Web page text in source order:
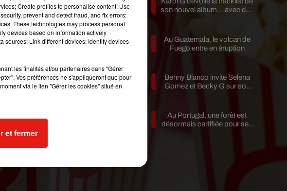
une semaine
et les meilleures
et 6 euros pour une
son nouvel album… avec des
Au Guatemala, le volcan de
Fuego entre en éruption
Benny Blanco invite Selena
Gomez et Becky G sur son
Au Portugal, une forêt est
désormais certifiée pour ses
Create profiles to personalise content; Use
prevent and detect fraud, and fix errors;
These technologies may process personal
devices based on information actively
sources; Link different devices; Identify devices
les finalités et/ou partenaires dans "Gérer
Vos préférences ne s'appliqueront que pour
via le lien "Gérer les cookies" situé en
et fermer